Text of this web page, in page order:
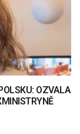
OZVALA